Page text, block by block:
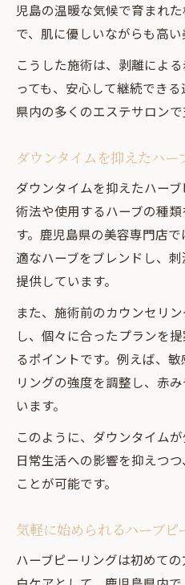
児島の温暖な気候で育まれ
で、肌に優しいながらも高い
こうした施術は、剥離によ
っても、安心して継続でき
県内の多くのエステサロンで
ダウンタイムを抑えたハ
ダウンタイムを抑えたハー
術法や使用するハーブの種
す。鹿児島県の美容専門店
適なハーブをブレンドし、
提供しています。
また、施術前のカウンセリ
し、個々に合ったプランを
るポイントです。例えば、
リングの強度を調整し、赤
います。
このように、ダウンタイム
日常生活への影響を抑えつ
ことが可能です。
気軽に始められるハーブピ
ハーブピーリングは初めて